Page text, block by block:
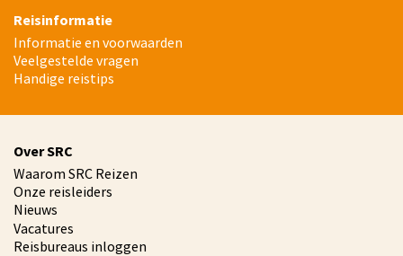
Reisinformatie
Informatie en voorwaarden
Veelgestelde vragen
Handige reistips
Over SRC
Waarom SRC Reizen
Onze reisleiders
Nieuws
Vacatures
Reisbureaus inloggen